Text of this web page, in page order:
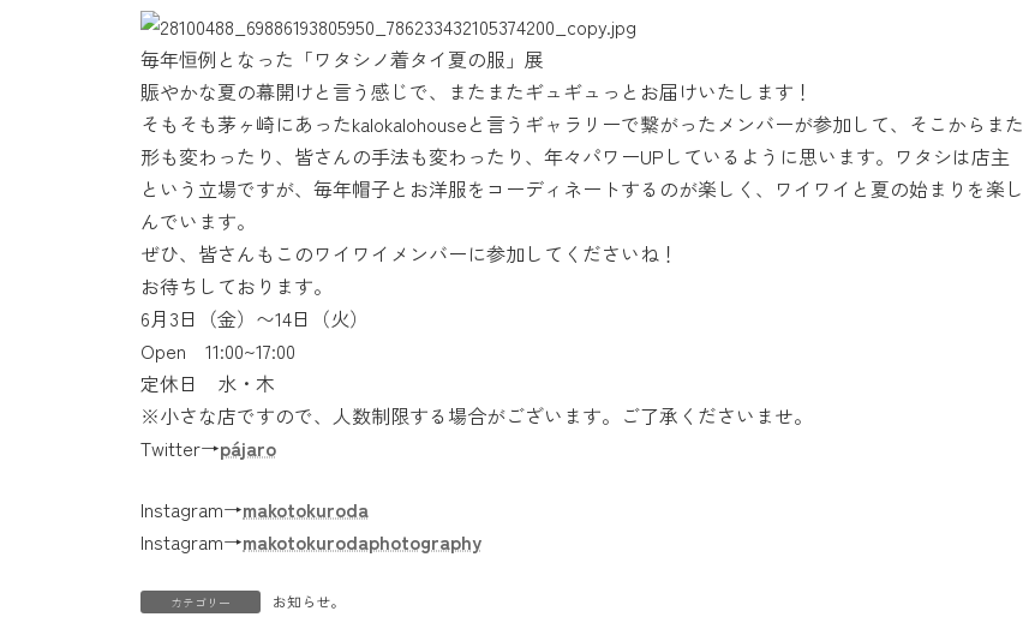
新
日
時
:
毎年恒例となった「ワタシノ着タイ夏の服」展
賑やかな夏の幕開けと言う感じで、またまたギュギュっとお届けいたします！
そもそも茅ヶ崎にあったkalokalohouseと言うギャラリーで繋がったメンバーが参加して、そこからまた
形も変わったり、皆さんの手法も変わったり、年々パワーUPしているように思います。ワタシは店主
という立場ですが、毎年帽子とお洋服をコーディネートするのが楽しく、ワイワイと夏の始まりを楽し
んでいます。
ぜひ、皆さんもこのワイワイメンバーに参加してくださいね！
お待ちしております。
6月3日（金）〜14日（火）
Open 11:00~17:00
定休日 水・木
※小さな店ですので、人数制限する場合がございます。ご了承くださいませ。
Twitter→pájaro
Instagram→makotokuroda
Instagram→makotokurodaphotography
カテゴリー お知らせ。